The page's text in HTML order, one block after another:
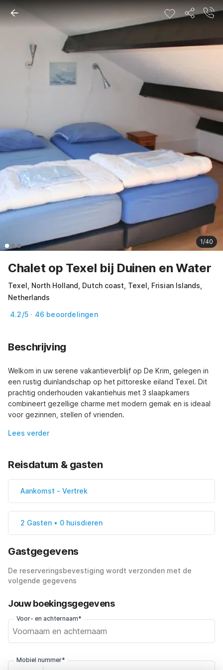
1/40
Chalet op Texel bij Duinen en Water
Texel, North Holland, Dutch coast, Texel, Frisian Islands,
Netherlands
4.2/5 · 46 beoordelingen
Beschrijving
Welkom in uw serene vakantieverblijf op De Krim, gelegen in
een rustig duinlandschap op het pittoreske eiland Texel. Dit
prachtig onderhouden vakantiehuis met 3 slaapkamers
combineert gezellige charme met modern gemak en is ideaal
voor gezinnen, stellen of vrienden.
Lees verder
Reisdatum & gasten
Aankomst - Vertrek
2 Gasten • 0 huisdieren
Gastgegevens
De reserveringsbevestiging wordt verzonden met de
volgende gegevens
Jouw boekingsgegevens
Voor- en achternaam*
Mobiel nummer*